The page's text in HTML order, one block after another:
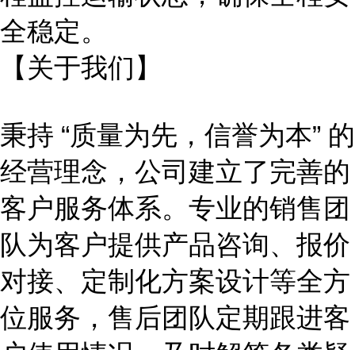
全稳定。
【关于我们】
秉持 “质量为先，信誉为本” 的
经营理念，公司建立了完善的
客户服务体系。专业的销售团
队为客户提供产品咨询、报价
对接、定制化方案设计等全方
位服务，售后团队定期跟进客